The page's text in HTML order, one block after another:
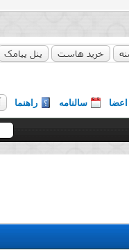
خرید هاست پنل پیامک
سالنامه راهنما